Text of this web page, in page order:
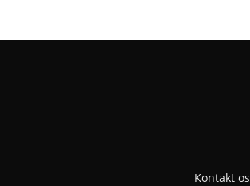
Kontakt os